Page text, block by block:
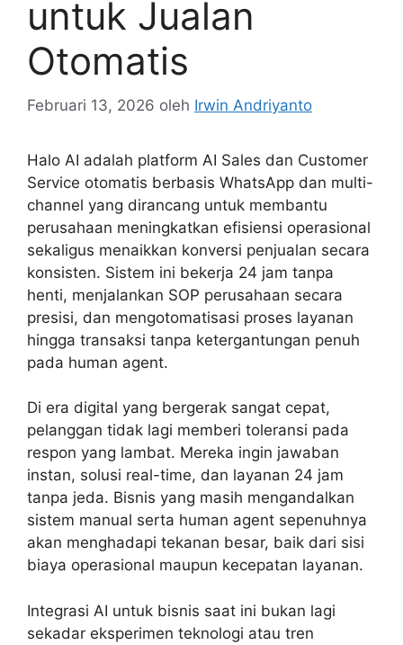
untuk Jualan
Otomatis
Februari 13, 2026 oleh Irwin Andriyanto
Halo AI adalah platform AI Sales dan Customer
Service otomatis berbasis WhatsApp dan multi-
channel yang dirancang untuk membantu
perusahaan meningkatkan efisiensi operasional
sekaligus menaikkan konversi penjualan secara
konsisten. Sistem ini bekerja 24 jam tanpa
henti, menjalankan SOP perusahaan secara
presisi, dan mengotomatisasi proses layanan
hingga transaksi tanpa ketergantungan penuh
pada human agent.
Di era digital yang bergerak sangat cepat,
pelanggan tidak lagi memberi toleransi pada
respon yang lambat. Mereka ingin jawaban
instan, solusi real-time, dan layanan 24 jam
tanpa jeda. Bisnis yang masih mengandalkan
sistem manual serta human agent sepenuhnya
akan menghadapi tekanan besar, baik dari sisi
biaya operasional maupun kecepatan layanan.
Integrasi AI untuk bisnis saat ini bukan lagi
sekadar eksperimen teknologi atau tren